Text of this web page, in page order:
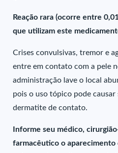
Reação rara (ocorre entre
que utilizam este
Crises convulsivas, tremor e
entre em contato com a pele
administração lave o local
pois o uso tópico pode causar
dermatite de contato.
Informe seu médico,
farmacêutico o aparecimento